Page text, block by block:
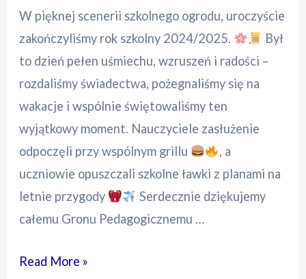
W pięknej scenerii szkolnego ogrodu, uroczyście
zakończyliśmy rok szkolny 2024/2025.
Był
to dzień pełen uśmiechu, wzruszeń i radości –
rozdaliśmy świadectwa, pożegnaliśmy się na
wakacje i wspólnie świętowaliśmy ten
wyjątkowy moment. Nauczyciele zasłużenie
odpoczęli przy wspólnym grillu
, a
uczniowie opuszczali szkolne ławki z planami na
letnie przygody
Serdecznie dziękujemy
całemu Gronu Pedagogicznemu …
Read More »